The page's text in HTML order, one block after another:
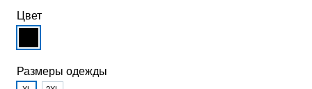
Цвет
Размеры одежды